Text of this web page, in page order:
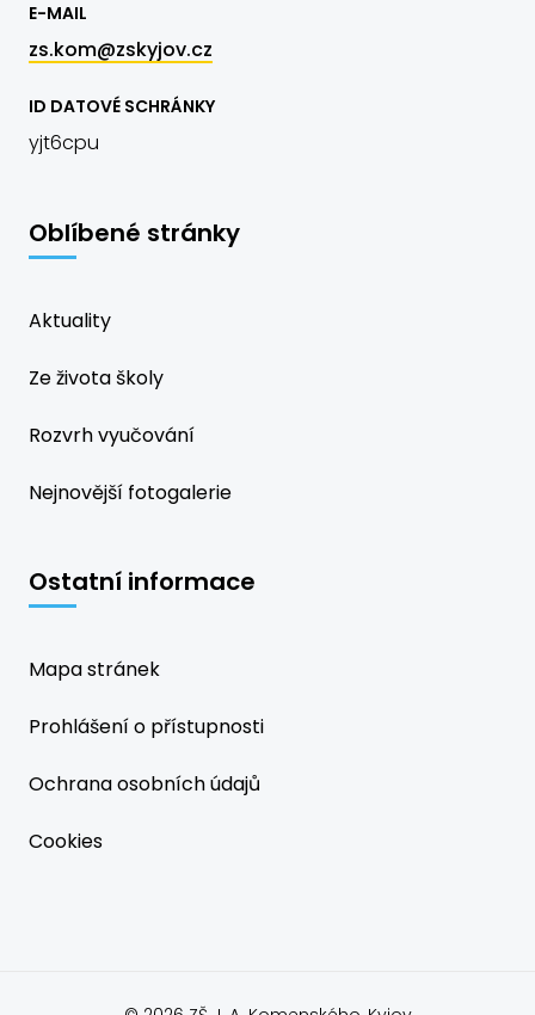
E-MAIL
zs.kom@zskyjov.cz
ID DATOVÉ SCHRÁNKY
yjt6cpu
Oblíbené stránky
Aktuality
Ze života školy
Rozvrh vyučování
Nejnovější fotogalerie
Ostatní informace
Mapa stránek
Prohlášení o přístupnosti
Ochrana osobních údajů
Cookies